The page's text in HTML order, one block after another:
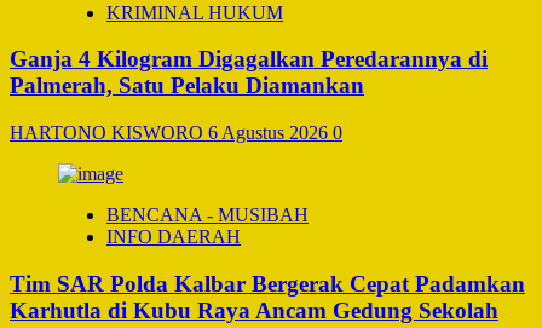
KRIMINAL HUKUM
Ganja 4 Kilogram Digagalkan Peredarannya di
Palmerah, Satu Pelaku Diamankan
HARTONO KISWORO 6 Agustus 2026 0
BENCANA - MUSIBAH
INFO DAERAH
Tim SAR Polda Kalbar Bergerak Cepat Padamkan
Karhutla di Kubu Raya Ancam Gedung Sekolah